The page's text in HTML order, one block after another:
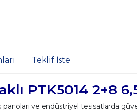
Teklif İste
PTK5014 2+8
ve endüstriyel tesisatlarda